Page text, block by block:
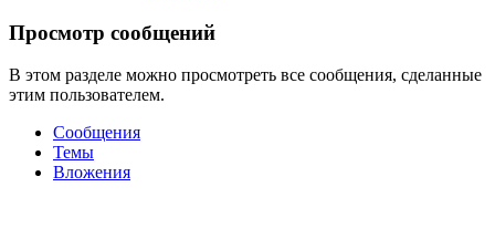
Просмотр сообщений
В этом разделе можно просмотреть все сообщения, сделанные
этим пользователем.
Сообщения
Темы
Вложения